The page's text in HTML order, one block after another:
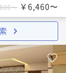
〜 ￥6,460〜